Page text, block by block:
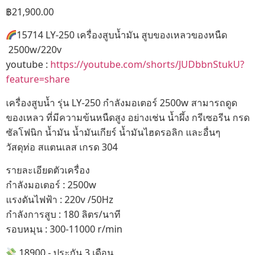
฿21,900.00
15714 LY-250 เครื่องสูบน้ำมัน สูบของเหลวของหนืด
2500w/220v
youtube : https://youtube.com/shorts/JUDbbnStukU?
feature=share
เครื่องสูบน้ำ รุ่น LY-250 กำลังมอเตอร์ 2500w สามารถดูด
ของเหลว ที่มีความข้นหนืดสูง อย่างเช่น น้ำผึ้ง กรีเซอรีน กรด
ซัลโฟนิก น้ำมัน น้ำมันเกียร์ น้ำมันไฮดรอลิก และอื่นๆ
วัสดุท่อ สแตนเลส เกรด 304
รายละเอียดตัวเครื่อง
กำลังมอเตอร์ : 2500w
แรงดันไฟฟ้า : 220v /50Hz
กำลังการสูบ : 180 ลิตร/นาที
รอบหมุน : 300-11000 r/min
18900.- ประกัน 3 เดือน